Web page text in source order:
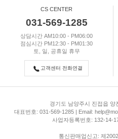
CS CENTER
031-569-1285
상담시간 AM10:00 - PM06:00
점심시간 PM12:30 - PM01:30
토, 일, 공휴일 휴무
고객센터 전화연결
경기도 남양주시 진접읍 양
대표번호: 031-569-1285 | Email:
사업자등록번호: 132-14-
통신판매업신고: 제